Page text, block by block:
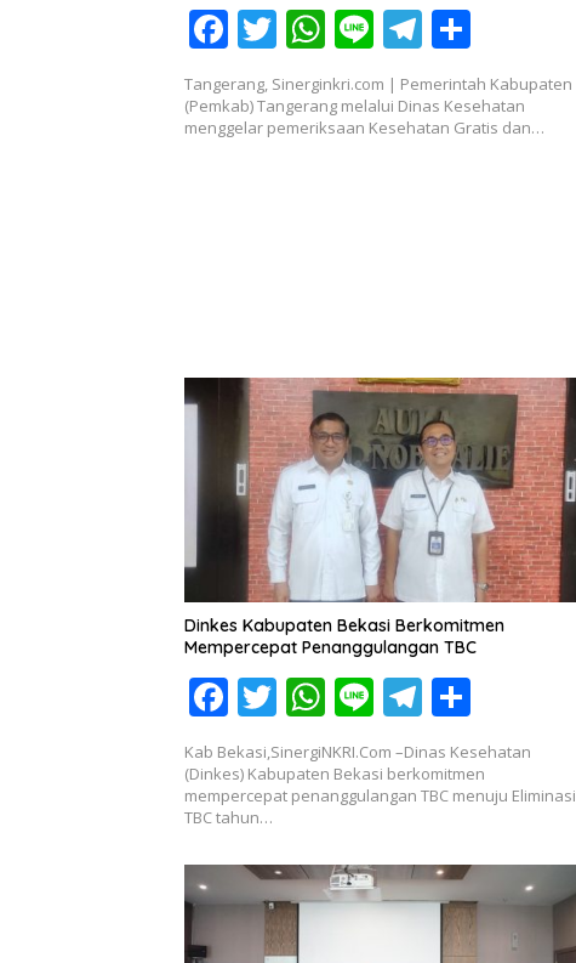
F
ac
e
b
T
w
itt
er
W
h
at
s
Li
n
e
T
el
e
gr
h
ar
e
Tangerang, Sinerginkri.com | Pemerintah Kabupaten
(Pemkab) Tangerang melalui Dinas Kesehatan
menggelar pemeriksaan Kesehatan Gratis dan…
Dinkes Kabupaten Bekasi Berkomitmen
Mempercepat Penanggulangan TBC
F
ac
e
b
o
o
k
T
w
itt
er
W
h
at
s
A
p
p
Li
n
e
T
el
e
gr
a
m
h
ar
e
Kab Bekasi,SinergiNKRI.Com –Dinas Kesehatan
(Dinkes) Kabupaten Bekasi berkomitmen
mempercepat penanggulangan TBC menuju Eliminasi
TBC tahun…